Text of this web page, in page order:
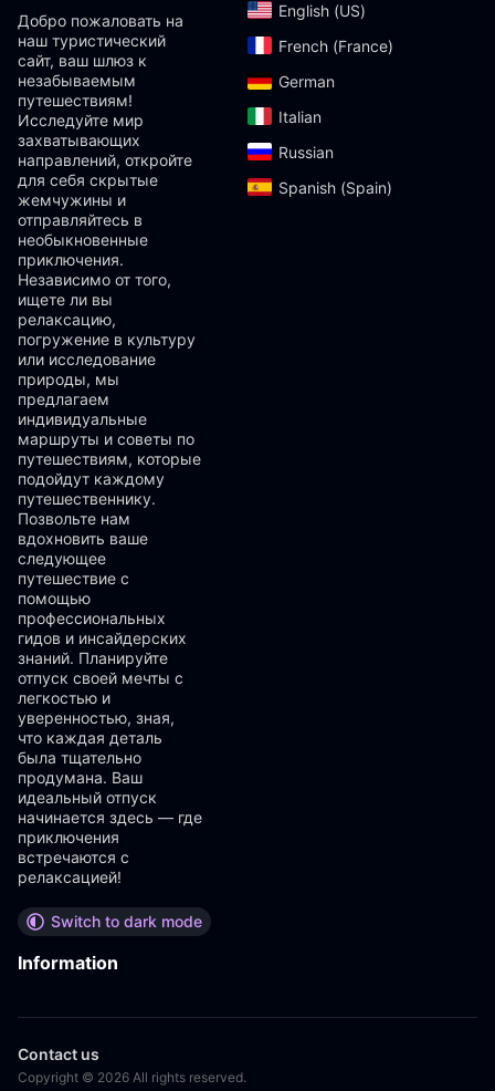
Добро пожаловать на
наш туристический
сайт, ваш шлюз к
незабываемым
путешествиям!
Исследуйте мир
захватывающих
направлений, откройте
для себя скрытые
жемчужины и
отправляйтесь в
необыкновенные
приключения.
Независимо от того,
ищете ли вы
релаксацию,
погружение в культуру
или исследование
природы, мы
предлагаем
индивидуальные
маршруты и советы по
путешествиям, которые
подойдут каждому
путешественнику.
Позвольте нам
вдохновить ваше
следующее
путешествие с
помощью
профессиональных
гидов и инсайдерских
знаний. Планируйте
отпуск своей мечты с
легкостью и
уверенностью, зная,
что каждая деталь
была тщательно
продумана. Ваш
идеальный отпуск
начинается здесь — где
приключения
встречаются с
релаксацией!
Switch to dark mode
English (US)‎
French (France)‎
German‎
Italian‎
Russian‎
Spanish (Spain)‎
Information
Contact us
Copyright © 2026 All rights reserved.